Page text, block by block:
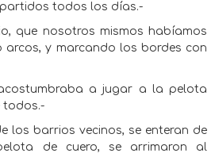
todos los días.-
que nosotros mismos habíamos
arcos, y marcando los bordes con
a jugar a la pelota
todos.-
los barrios vecinos, se enteran de
de cuero, se arrimaron al